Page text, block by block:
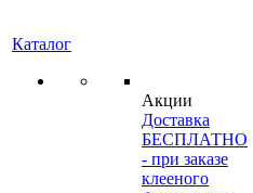
Каталог
Акции
Доставка
БЕСПЛАТНО
- при заказе
клееного